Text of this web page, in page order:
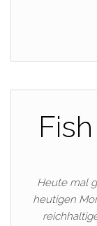
Heute mal
heutigen